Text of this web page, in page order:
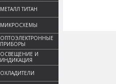
МЕТАЛЛ ТИТАН
МИКРОСХЕМЫ
ОПТОЭЛЕКТРОННЫЕ
ПРИБОРЫ
ОСВЕЩЕНИЕ И
ИНДИКАЦИЯ
ОХЛАДИТЕЛИ